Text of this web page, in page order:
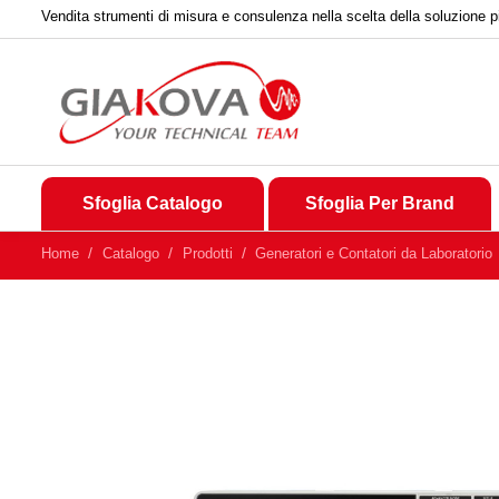
Vendita strumenti di misura e consulenza nella scelta della soluzione
Sfoglia Catalogo Sfoglia Per Brand
Home Catalogo Prodotti Generatori e Contatori da Laboratorio